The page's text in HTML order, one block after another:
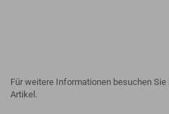
Für weitere Informationen besuchen Sie
Artikel.